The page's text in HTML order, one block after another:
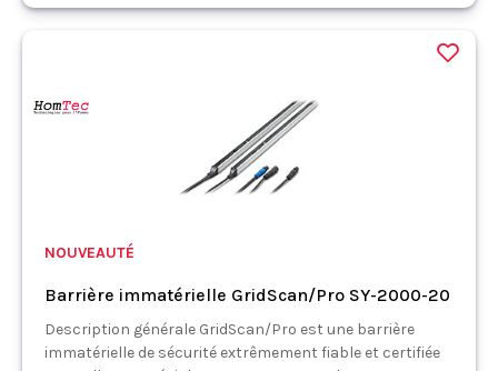
NOUVEAUTÉ
Barrière immatérielle GridScan/Pro SY-2000-20
Description générale GridScan/Pro est une barrière
immatérielle de sécurité extrêmement fiable et certifiée